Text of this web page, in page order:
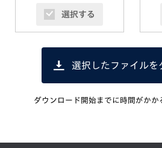
選択する
選択したファイルを
ダウンロード開始までに時間がかか